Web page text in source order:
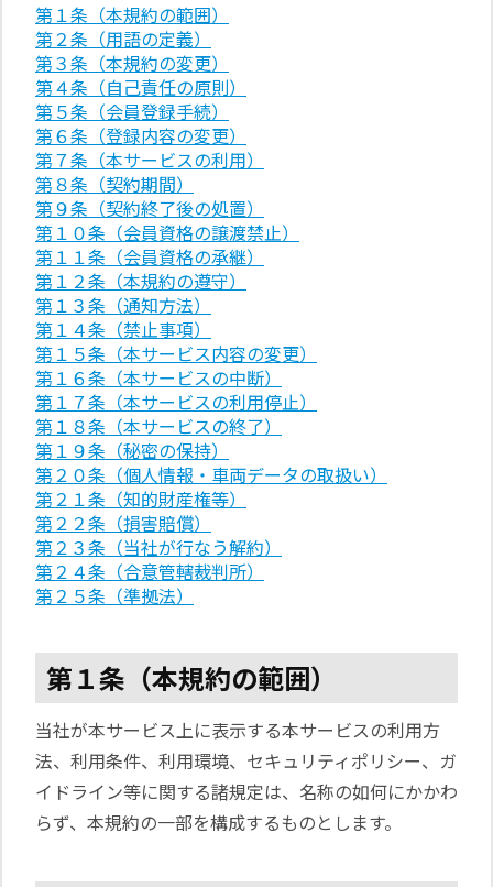
第１条（本規約の範囲）
第２条（用語の定義）
第３条（本規約の変更）
第４条（自己責任の原則）
第５条（会員登録手続）
第６条（登録内容の変更）
第７条（本サービスの利用）
第８条（契約期間）
第９条（契約終了後の処置）
第１０条（会員資格の譲渡禁止）
第１１条（会員資格の承継）
第１２条（本規約の遵守）
第１３条（通知方法）
第１４条（禁止事項）
第１５条（本サービス内容の変更）
第１６条（本サービスの中断）
第１７条（本サービスの利用停止）
第１８条（本サービスの終了）
第１９条（秘密の保持）
第２０条（個人情報・車両データの取扱い）
第２１条（知的財産権等）
第２２条（損害賠償）
第２３条（当社が行なう解約）
第２４条（合意管轄裁判所）
第２５条（準拠法）
第１条（本規約の範囲）
当社が本サービス上に表示する本サービスの利用方
法、利用条件、利用環境、セキュリティポリシー、ガ
イドライン等に関する諸規定は、名称の如何にかかわ
らず、本規約の一部を構成するものとします。